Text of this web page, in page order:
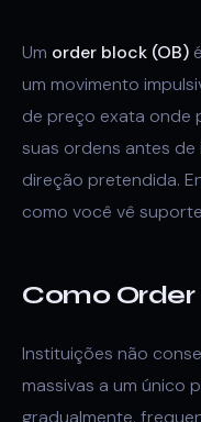
Um order block (OB)
um movimento
de preço exata onde
suas ordens antes
direção pretendida.
como você vê
Como
Instituições não
massivas a um único
gradualmente,